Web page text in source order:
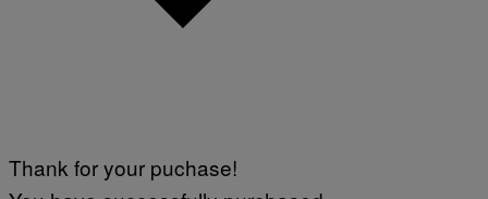
Thank for your puchase!